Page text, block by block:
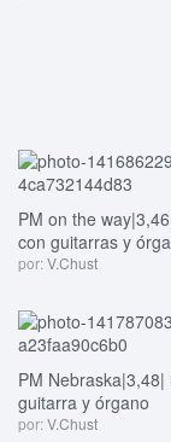
PM on the
con guitarras y
por:V.Chust
PM Nebraska|3,48|
guitarra y órgano
por:V.Chust